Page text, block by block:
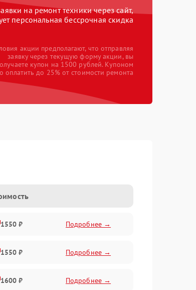
на ремонт техники через сайт,
персональная бессрочная скидка
акции предполагают, что отправляя
заявку через текущую форму акции, вы
купон на 1500 рублей. Купоном
оплатить до 25% от стоимости ремонта
1550 ₽ Подробнее →
1550 ₽ Подробнее →
1600 ₽ Подробнее →